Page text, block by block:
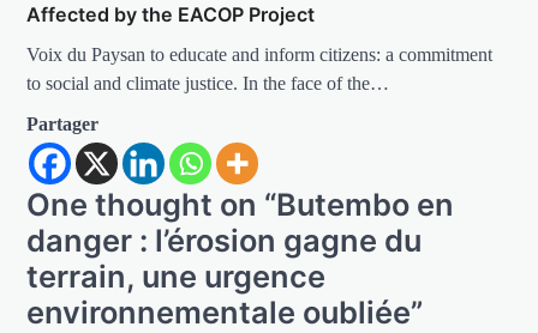
Affected by the EACOP Project
Voix du Paysan to educate and inform citizens: a commitment
to social and climate justice. In the face of the…
Partager
One thought on “Butembo en
danger : l’érosion gagne du
terrain, une urgence
environnementale oubliée”